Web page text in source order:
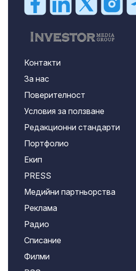
Контакти
За нас
Поверителност
Условия за ползване
Редакционни стандарти
Портфолио
Екип
PRESS
Медийни партньорства
Реклама
Радио
Списание
Филми